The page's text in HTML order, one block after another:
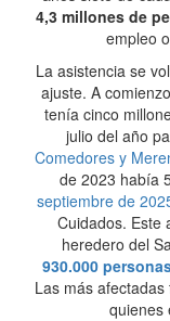
4,3 millones de
empleo
La asistencia se
ajuste. A
tenía cinco
julio del año
Comedores y
de 2023 había
septiembre de
Cuidados. Este
heredero del
930.000
Las más
quienes